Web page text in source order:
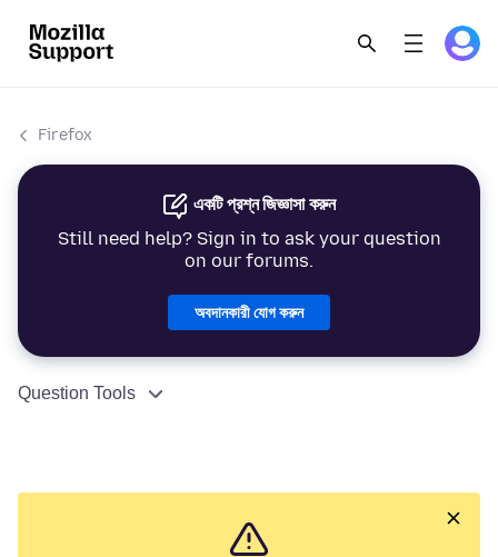
Firefox
একটি প্রশ্ন জিজ্ঞাসা করুন
Still need help? Sign in to ask your question
on our forums.
অবদানকারী যোগ করুন
Question Tools